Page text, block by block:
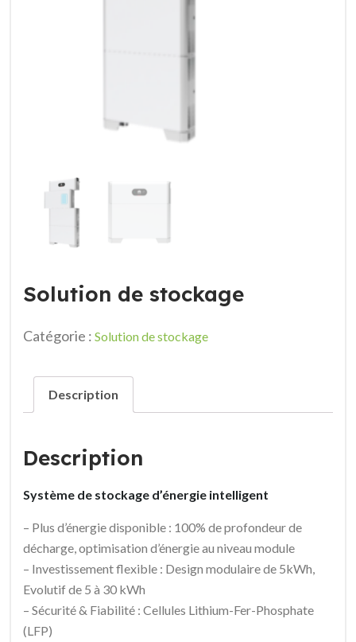
Solution de stockage
Catégorie : Solution de stockage
Description
Description
Système de stockage d’énergie intelligent
– Plus d’énergie disponible : 100% de profondeur de
décharge, optimisation d’énergie au niveau module
– Investissement flexible : Design modulaire de 5kWh,
Evolutif de 5 à 30 kWh
– Sécurité & Fiabilité : Cellules Lithium-Fer-Phosphate
(LFP)